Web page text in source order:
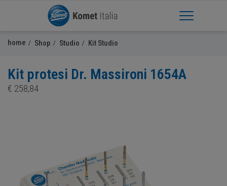
Apri Menu
home Shop Studio Kit Studio
Kit protesi Dr. Massironi 1654A
€ 258,84